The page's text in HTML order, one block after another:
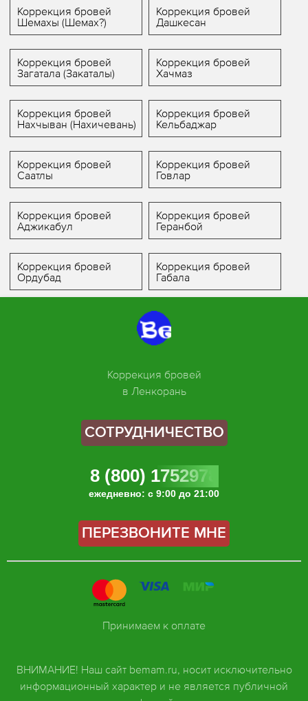
Коррекция бровей
Шемахы (Шемах?)
Коррекция бровей
Дашкесан
Коррекция бровей
Загатала (Закаталы)
Коррекция бровей
Хачмаз
Коррекция бровей
Нахчыван (Нахичевань)
Коррекция бровей
Кельбаджар
Коррекция бровей
Саатлы
Коррекция бровей
Говлар
Коррекция бровей
Аджикабул
Коррекция бровей
Геранбой
Коррекция бровей
Ордубад
Коррекция бровей
Габала
Коррекция бровей
в Ленкорань
СОТРУДНИЧЕСТВО
8 (800) 1752978
ежедневно: с 9:00 до 21:00
ПЕРЕЗВОНИТЕ МНЕ
ВНИМАНИЕ! Наш сайт bemam.ru, носит исключительно
информационный характер и не является публичной
Принимаем к оплате